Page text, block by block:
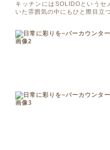
キッチンにはSOLIDOというセ
いた雰囲気の中にもひと際目立